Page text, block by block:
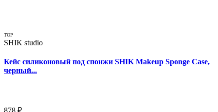
TOP
SHIK studio
Кейс силиконовый под спонжи SHIK Makeup Sponge Case,
черный...
878 ₽